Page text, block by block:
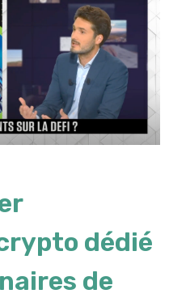
dédié
de